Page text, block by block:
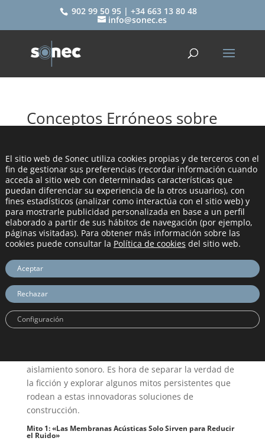
902 99 50 95 | +34 663 13 80 48
info@sonec.es
Conceptos Erróneos sobre
sonec | Ene 16, 2024 | SONEC
aislamiento sonoro. Es hora de separar la verdad de
la ficción y explorar algunos mitos persistentes que
rodean a estas innovadoras soluciones de
construcción.
Mito 1: «Las Membranas Acústicas Solo Sirven para Reducir
el Ruido»
El sitio web de Sonec utiliza cookies propias y de terceros con el
fin de gestionar sus preferencias (recordar información cuando
acceda al sitio web con determinadas características que
puedan diferenciar su experiencia de la otros usuarios), con
fines estadísticos (analizar como interactúa con el sitio web) y
para mostrarle publicidad personalizada en base a un perfil
elaborado a partir de sus hábitos de navegación (por ejemplo,
páginas visitadas). Para obtener más información sobre las
cookies puede consultar la Política de cookies del sitio web.
Aceptar
Rechazar
Configuración